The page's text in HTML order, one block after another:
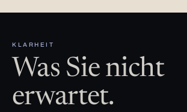
KLARHEIT
Was Sie nicht
erwartet.